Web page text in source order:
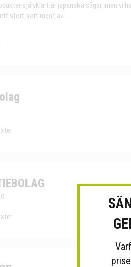
självklart är japanska sågar, men vi
stort sortiment av...